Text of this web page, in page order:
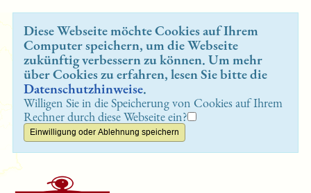
Diese Webseite möchte Cookies auf Ihrem
Computer speichern, um die Webseite
zukünftig verbessern zu können. Um mehr
über Cookies zu erfahren, lesen Sie bitte die
Datenschutzhinweise.
Willigen Sie in die Speicherung von Cookies auf Ihrem
Rechner durch diese Webseite ein?